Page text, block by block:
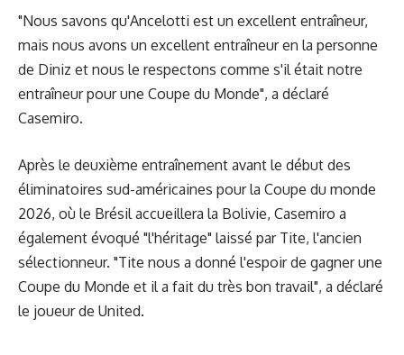
"Nous savons qu'Ancelotti est un excellent entraîneur,
mais nous avons un excellent entraîneur en la personne
de Diniz et nous le respectons comme s'il était notre
entraîneur pour une Coupe du Monde", a déclaré
Casemiro.
Après le deuxième entraînement avant le début des
éliminatoires sud-américaines pour la Coupe du monde
2026, où le Brésil accueillera la Bolivie, Casemiro a
également évoqué "l'héritage" laissé par Tite, l'ancien
sélectionneur. "Tite nous a donné l'espoir de gagner une
Coupe du Monde et il a fait du très bon travail", a déclaré
le joueur de United.